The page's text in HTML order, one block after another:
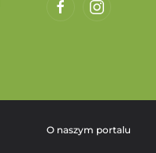
O naszym portalu